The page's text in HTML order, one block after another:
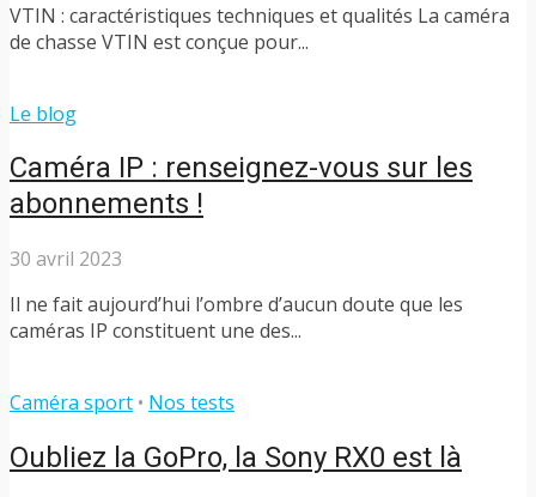
VTIN : caractéristiques techniques et qualités La caméra
de chasse VTIN est conçue pour...
Le blog
Caméra IP : renseignez-vous sur les
abonnements !
30 avril 2023
Il ne fait aujourd’hui l’ombre d’aucun doute que les
caméras IP constituent une des...
Caméra sport • Nos tests
Oubliez la GoPro, la Sony RX0 est là